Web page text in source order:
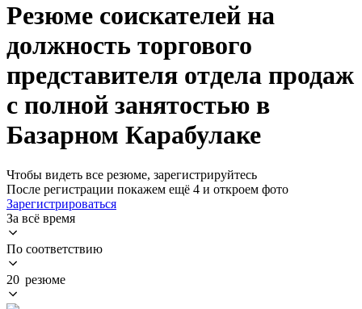
Резюме соискателей на
должность торгового
представителя отдела продаж
с полной занятостью в
Базарном Карабулаке
Чтобы видеть все резюме, зарегистрируйтесь
После регистрации покажем ещё 4 и откроем фото
Зарегистрироваться
За всё время
По соответствию
20 резюме